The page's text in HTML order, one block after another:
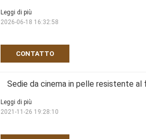
CONTATTO
Leggi di più
2026-06-18 16:32:58
Sedie da cinema in pelle resistente
Leggi di più
2021-11-26 19:28:10